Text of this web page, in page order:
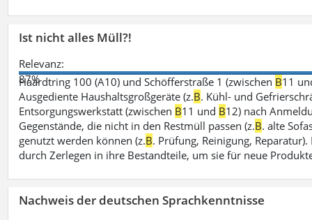
Ist nicht alles Müll?!
Relevanz:
87%
Haardtring 100 (A10) und Schöfferstraße 1 (zwischen B11
Ausgediente Haushaltsgroßgeräte (z.B. Kühl- und
Entsorgungswerkstatt (zwischen B11 und B12) nach
Gegenstände, die nicht in den Restmüll passen (z.B. alte
genutzt werden können (z.B. Prüfung, Reinigung,
durch Zerlegen in ihre Bestandteile, um sie für neue
Nachweis der deutschen Sprachkenntnisse